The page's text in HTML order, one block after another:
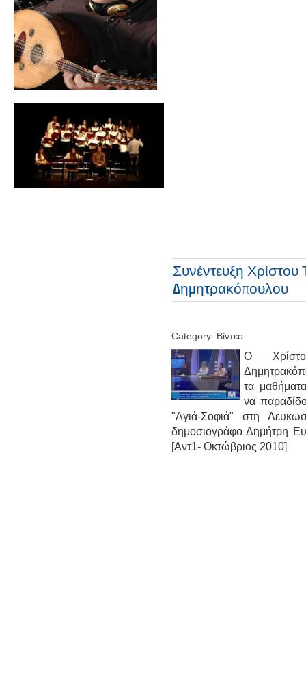
Συνέντευξη
Δημητρακόπουλου
Category: Βίντεο
Ο
τα
να
"Αγιά-Σοφιά" στη
δημοσιογράφο Δημήτρη
[Aντ1- Οκτώβριος 2010]